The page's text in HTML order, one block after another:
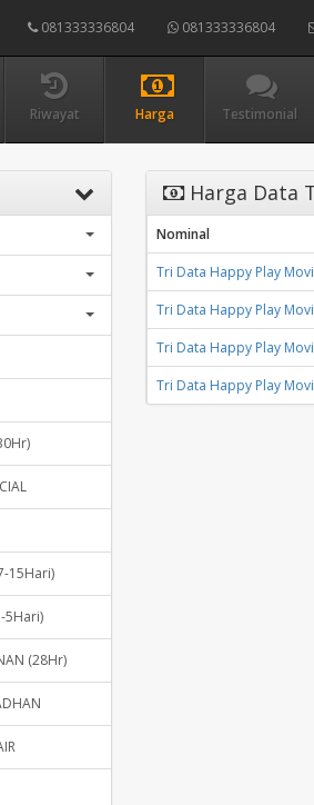
081333336804 081333336804
Riwayat Harga Testimonial
15Hari)
5Hari)
(28Hr)
Harga Data
Nominal
Tri Data Happy Play
Tri Data Happy Play
Tri Data Happy Play
Tri Data Happy Play